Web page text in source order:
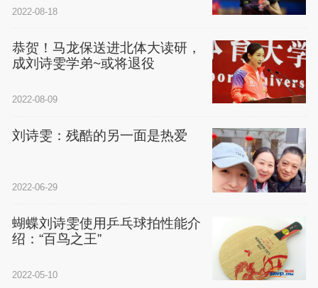
2022-08-18
恭贺！马龙保送进北体大读研，
成刘诗雯学弟~或将退役
2022-08-09
刘诗雯：残酷的另一面是热爱
2022-06-29
蝴蝶刘诗雯使用乒乓球拍性能介
绍：“百鸟之王”
2022-05-10